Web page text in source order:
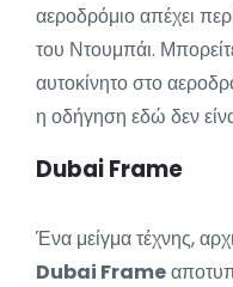
αεροδρόμιο απέχει
του Ντουμπάι.
αυτοκίνητο στο
η οδήγηση εδώ δεν
Dubai Frame
Ένα μείγμα τέχνης,
Dubai Frame